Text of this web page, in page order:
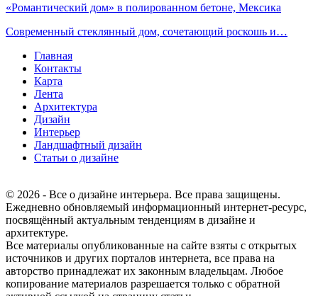
«Романтический дом» в полированном бетоне, Мексика
Современный стеклянный дом, сочетающий роскошь и…
Главная
Контакты
Карта
Лента
Архитектура
Дизайн
Интерьер
Ландшафтный дизайн
Статьи о дизайне
© 2026 - Все о дизайне интерьера. Все права защищены.
Ежедневно обновляемый информационный интернет-ресурс,
посвящённый актуальным тенденциям в дизайне и
архитектуре.
Все материалы опубликованные на сайте взяты с открытых
источников и других порталов интернета, все права на
авторство принадлежат их законным владельцам. Любое
копирование материалов разрешается только с обратной